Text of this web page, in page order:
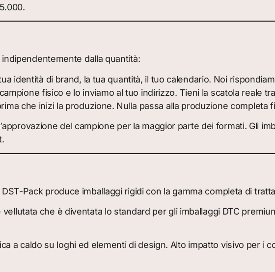
dalla quantità:
identità di brand, la tua quantità, il tuo calendario. Noi
fisico e lo inviamo al tuo indirizzo. Tieni la scatola reale
che inizi la produzione. Nulla passa alla produzione completa
del campione per la maggior parte dei formati. Gli
Pack produce imballaggi rigidi con la gamma completa di
che è diventata lo standard per gli imballaggi DTC
a caldo su loghi ed elementi di design. Alto impatto visivo per i